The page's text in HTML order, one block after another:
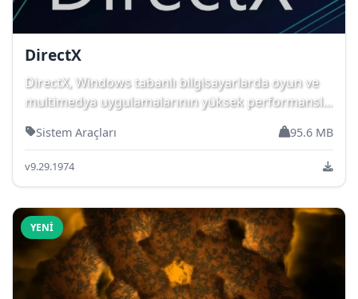
DirectX
DirectX, Windows tabanlı bilgisayarlarda oyun ve
multimedya uygulamalarının yüksek performansla
Sistem Araçları 95.6 MB
v9.29.1974
YENI